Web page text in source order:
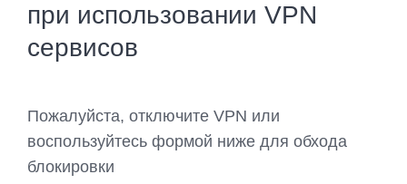
при использовании VPN
сервисов
Пожалуйста, отключите VPN или
воспользуйтесь формой ниже для обхода
блокировки